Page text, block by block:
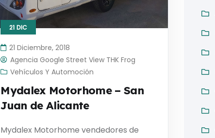
21 DIC
21 Diciembre, 2018
Agencia Google Street View THK Frog
Vehículos Y Automoción
Mydalex Motorhome – San
Juan de Alicante
Mydalex Motorhome vendedores de